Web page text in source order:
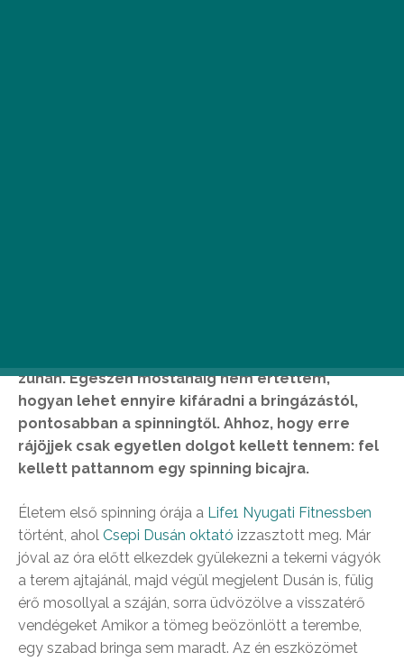
zuhan. Egészen mostanáig nem értettem,
hogyan lehet ennyire kifáradni a bringázástól,
pontosabban a spinningtől. Ahhoz, hogy erre
rájöjjek csak egyetlen dolgot kellett tennem: fel
kellett pattannom egy spinning bicajra.
Életem első spinning órája a Life1 Nyugati Fitnessben
történt, ahol Csepi Dusán oktató izzasztott meg. Már
jóval az óra előtt elkezdek gyülekezni a tekerni vágyók
a terem ajtajánál, majd végül megjelent Dusán is, fülig
érő mosollyal a száján, sorra üdvözölve a visszatérő
vendégeket Amikor a tömeg beözönlött a terembe,
egy szabad bringa sem maradt. Az én eszközömet